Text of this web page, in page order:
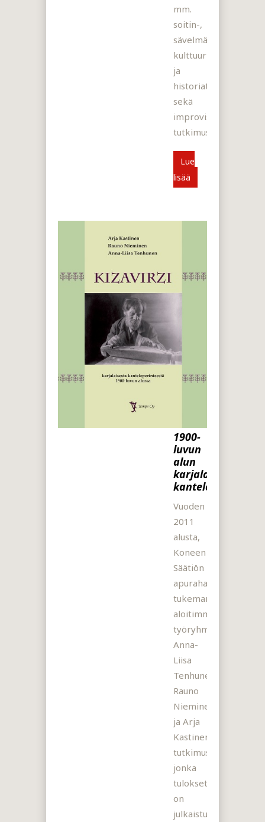
mm.
soitin-,
sävelmä-,
kulttuuri-
ja
historiatutkimusta
sekä
improvisaation
tutkimusta.
Lue
lisää
1900-
luvun
alun
karjalaisista
Vuoden
2011
alusta,
Koneen
Säätiön
apurahan
tukemana,
aloitimme
työryhmällä
Anna-
Liisa
Tenhunen,
Rauno
Nieminen
ja Arja
Kastinen
tutkimusprojektin,
jonka
tulokset
on
julkaistu